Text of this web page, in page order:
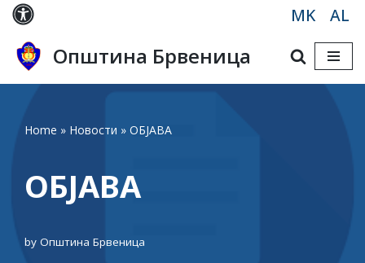
Skip
to
content
MK AL
Општина Брвеница
Home » Новости » ОБЈАВА
ОБЈАВА
by Општина Брвеница